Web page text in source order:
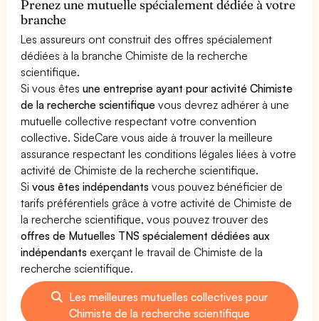
Prenez une mutuelle spécialement dédiée à votre
branche
Les assureurs ont construit des offres spécialement
dédiées à la branche Chimiste de la recherche
scientifique.
Si vous êtesune entreprise ayant pour activité Chimiste
de la recherche scientifique vous devrez adhérer à une
mutuelle collective respectant votre convention
collective. SideCare vous aide à trouver la meilleure
assurance respectant les conditions légales liées à votre
activité de Chimiste de la recherche scientifique.
Sivous êtes indépendants vous pouvez bénéficier de
tarifs préférentiels grâce à votre activité de Chimiste de
la recherche scientifique, vous pouvez trouver des
offres de Mutuelles TNS spécialement dédiées aux
indépendants exerçant le travail de Chimiste de la
recherche scientifique.
Les meilleures mutuelles collectives pour
Chimiste de la recherche scientifique